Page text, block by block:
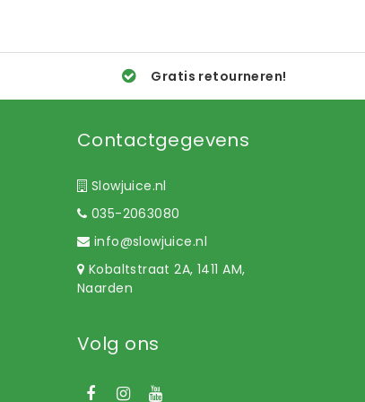
Gratis retourneren!
Contactgegevens
Slowjuice.nl
035-2063080
info@slowjuice.nl
Kobaltstraat 2A, 1411 AM,
Naarden
Volg ons